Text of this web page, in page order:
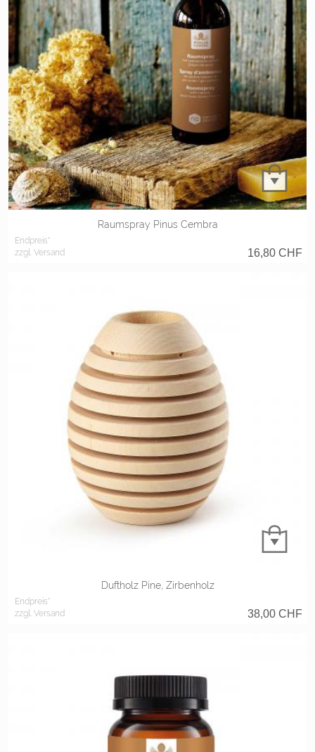
Raumspray Pinus Cembra
Endpreis*
zzgl. Versand
16,80 CHF
Duftholz Pine, Zirbenholz
Endpreis*
zzgl. Versand
38,00 CHF